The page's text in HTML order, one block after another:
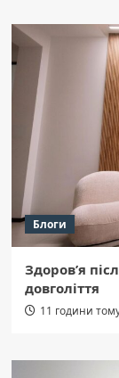
Блоги
Здоров’я
довголіття
11 години